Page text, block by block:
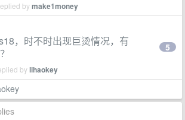
bymake1money
，时不时出现巨烫情况，有
bylihaokey
5